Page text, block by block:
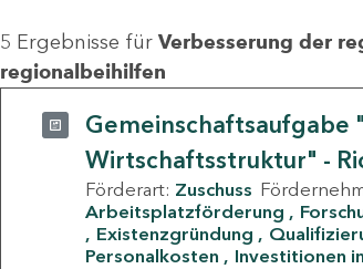
5 Ergebnisse für Verbesserung der
regionalbeihilfen
Gemeinschaftsaufgabe
Wirtschaftsstruktur" -
Förderart: Zuschuss
Arbeitsplatzförderung
Existenzgründung
Personalkosten
Investitionen